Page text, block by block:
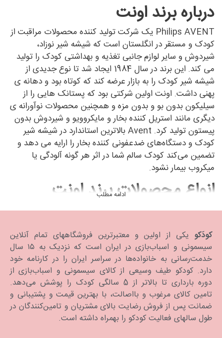
درباره برند اونت
Philips AVENT یک شرکت تولید کننده محصولات مراقبت از
کودک و مستقر در انگلستان است که شیشه شیر نوزاد،
شیردوش و سایر لوازم جانبی تغذیه و بهداشتی کودک را تولید
می کند. این برند در سال 1984 ایجاد شد تا نوع جدیدی از
شیشه شیر کودک را به بازار عرضه کند که کوتاه بود و دهانه ی
پهنی داشت. اونت اولین شرکتی بود که پستانک هایی را از
سیلیکون بدون بو و بدون مزه و همچنین محصولات نوآورانه ی
دیگری مانند استریل کننده بخار و مایکروویو و شیردوش بدون
پیستون تولید کرد. Avent بالاترین استاندارد در شیشه شیر
کودک و دستگاه‌های ضدعفونی کننده بخار را ارایه می دهد و
تضمین می‌کند کودک سالم شما در اثر هر گونه آلودگی یا
میکروب بیمار نشود.
انواع محصولات برند اونت
تولیدات اونت طيف وسيعي از محصولات از جمله شیر دوش،
کودک را شامل مي شود.
قیمت محصولات برند اونت در
بازار
شما می‌توانید محصولات برند Avent را با بهترین قیمت در
فروشگاه اینترنتی کودکو بیابید. ما همواره تلاش می‌کنیم تا
بهترین قیمت موجود در بازار را برای پدر و مادران ایرانی فراهم
ادامه مطلب
کودَکو یکی از اولین و معتبرترین فروشگاههای تمام آنلاین
سیسمونی و اسباب‌بازی در ایران است که نزدیک به ۱۵ سال
خدمت‌رسانی به خانواده‌ها در سراسر ایران را در کارنامه خود
دارد. كودكو طیف وسیعی از کالای سیسمونی و اسباب‌بازی از
دوره بارداری تا بالاتر از 5 سالگی کودک را پوشش می‌دهد.
تامین کالای مرغوب و بااصالت، با بهترین قیمت و پشتیبانی و
ضمانت پس از فروش رضایت بالای مشتریان و تامین‌کنندگان در
طول سالهای فعالیت کودکو را بهمراه داشته است.